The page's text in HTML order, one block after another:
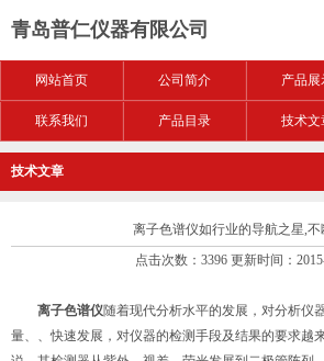
青岛普仁仪器有限公司
网站首页 公司简介 产品展
联系我们 产品目录 技术文
技术文章
离子色谱仪如行业的导航之星,不
点击次数：3396 更新时间：
离子色谱仪随着现代分析水平的发展，对分析仪
量、、快速发展，对仪器的检测手段及结果的要求越